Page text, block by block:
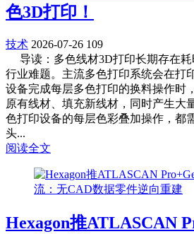
色3D打印！
技术 2026-07-26 109
导读：多色线材3D打印长期存在耗
行业难题。主流多色打印系统会在打
设备完成每层多色打印的换料操作时
原有线材、填充新线材，同时产生大
色打印设备的每层色彩叠加操作，都
头...
阅读全文
Hexagon推ATLASCAN